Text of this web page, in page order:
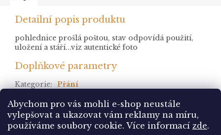
Abychom pro vás mohli e-shop neustále
vylepšovat a ukazovat vám reklamy na míru,
používáme soubory cookie. Více informací zde.
Detailní popis produktu
pohlednice prošlá poštou, stav odpovídá použití,
uložení a stáří...viz autentické foto
Doplňkové parametry
Kategorie: Přání